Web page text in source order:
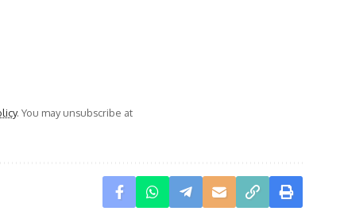
. You may unsubscribe at